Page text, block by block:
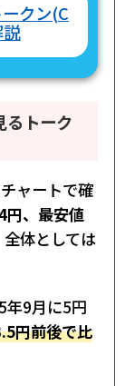
クン(C
るトーク
ャートで確
円、最安値
全体としては
年9月に5円
円前後で比